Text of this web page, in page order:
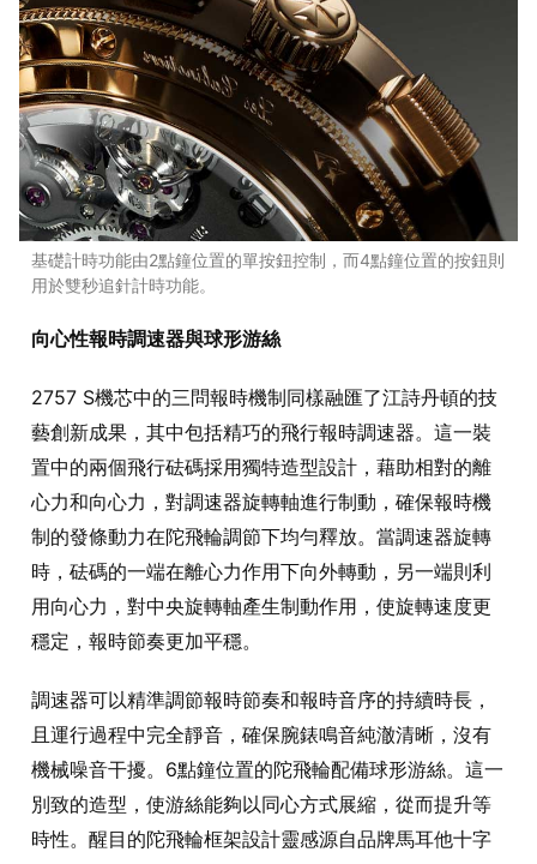
基礎計時功能由2點鐘位置的單按鈕控制，而4點鐘位置的按鈕則
用於雙秒追針計時功能。
向心性報時調速器與球形游絲
2757 S機芯中的三問報時機制同樣融匯了江詩丹頓的技
藝創新成果，其中包括精巧的飛行報時調速器。這一裝
置中的兩個飛行砝碼採用獨特造型設計，藉助相對的離
心力和向心力，對調速器旋轉軸進行制動，確保報時機
制的發條動力在陀飛輪調節下均勻釋放。當調速器旋轉
時，砝碼的一端在離心力作用下向外轉動，另一端則利
用向心力，對中央旋轉軸產生制動作用，使旋轉速度更
穩定，報時節奏更加平穩。
調速器可以精準調節報時節奏和報時音序的持續時長，
且運行過程中完全靜音，確保腕錶鳴音純澈清晰，沒有
機械噪音干擾。6點鐘位置的陀飛輪配備球形游絲。這一
別致的造型，使游絲能夠以同心方式展縮，從而提升等
時性。醒目的陀飛輪框架設計靈感源自品牌馬耳他十字